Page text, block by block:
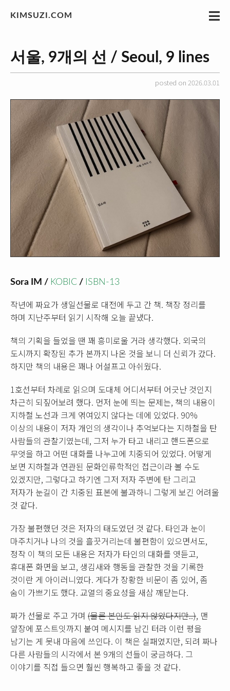
KIMSUZI.COM
서울, 9개의 선 / Seoul, 9 lines
posted on 2026.03.01
Sora IM / KOBIC / ISBN-13
작년에 짜요가 생일선물로 대전에 두고 간 책. 책장 정리를
하며 지난주부터 읽기 시작해 오늘 끝냈다.
책의 기획을 들었을 땐 꽤 흥미로울 거라 생각했다. 외국의
도시까지 확장된 추가 본까지 나온 것을 보니 더 신뢰가 갔다.
하지만 책의 내용은 꽤나 어설프고 아쉬웠다.
1호선부터 차례로 읽으며 도대체 어디서부터 어긋난 것인지
차근히 되짚어보려 했다. 먼저 눈에 띄는 문제는, 책의 내용이
지하철 노선과 크게 엮여있지 않다는 데에 있었다. 90%
이상의 내용이 저자 개인의 생각이나 추억보다는 지하철을 탄
사람들의 관찰기였는데, 그저 누가 타고 내리고 핸드폰으로
무엇을 하고 어떤 대화를 나누고에 치중되어 있었다. 어떻게
보면 지하철과 연관된 문화인류학적인 접근이라 볼 수도
있겠지만, 그렇다고 하기엔 그저 저자 주변에 탄 그리고
저자가 눈길이 간 치중된 표본에 불과하니 그렇게 보긴 어려울
것 같다.
가장 불편했던 것은 저자의 태도였던 것 같다. 타인과 눈이
마주치거나 나의 것을 흘끗거리는데 불편함이 있으면서도,
정작 이 책의 모든 내용은 저자가 타인의 대화를 엿듣고,
휴대폰 화면을 보고, 생김새와 행동을 관찰한 것을 기록한
것이란 게 아이러니였다. 게다가 장황한 비문이 좀 있어, 좀
숨이 가쁘기도 했다. 교열의 중요성을 새삼 깨닫는다.
짜가 선물로 주고 가며 (물론 본인도 읽지 않았다지만..), 맨
앞장에 포스트잇까지 붙여 메시지를 남긴 터라 이런 평을
남기는 게 못내 마음에 쓰인다. 이 책은 실패였지만, 되려 짜나
다른 사람들의 시각에서 본 9개의 선들이 궁금하다. 그
이야기를 직접 들으면 훨씬 행복하고 좋을 것 같다.